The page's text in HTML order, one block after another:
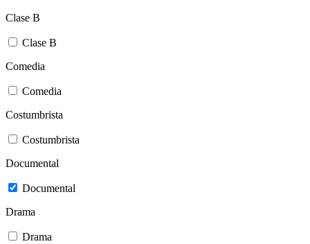
Clase B
Clase B
Comedia
Comedia
Costumbrista
Costumbrista
Documental
Documental
Drama
Drama